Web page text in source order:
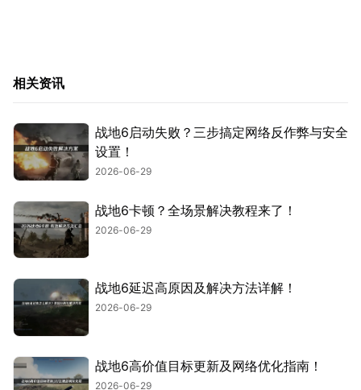
相关资讯
战地6启动失败？三步搞定网络反作弊与安全
设置！
2026-06-29
战地6卡顿？全场景解决教程来了！
2026-06-29
战地6延迟高原因及解决方法详解！
2026-06-29
战地6高价值目标更新及网络优化指南！
2026-06-29